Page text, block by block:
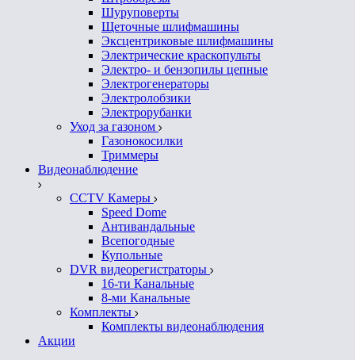
Шуруповерты
Щеточные шлифмашины
Эксцентриковые шлифмашины
Электрические краскопульты
Электро- и бензопилы цепные
Электрогенераторы
Электролобзики
Электрорубанки
Уход за газоном
Газонокосилки
Триммеры
Видеонаблюдение
CCTV Камеры
Speed Dome
Антивандальные
Всепогодные
Купольные
DVR видеорегистраторы
16-ти Канальные
8-ми Канальные
Комплекты
Комплекты видеонаблюдения
Акции